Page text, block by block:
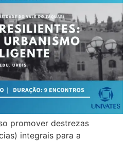
promover destrezas
integrais para a